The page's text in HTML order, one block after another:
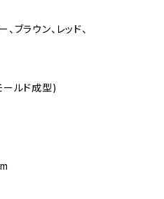
ブラウン、レッド、
ールド成型)